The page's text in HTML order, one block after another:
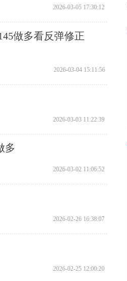
2026-03-05 17:30:12
做多看反弹修正
2026-03-04 15:11:56
2026-03-03 11:22:39
多
2026-03-02 11:06:52
2026-02-26 16:38:07
2026-02-25 12:00:20